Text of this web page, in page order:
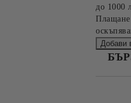
до 1000
Плащане